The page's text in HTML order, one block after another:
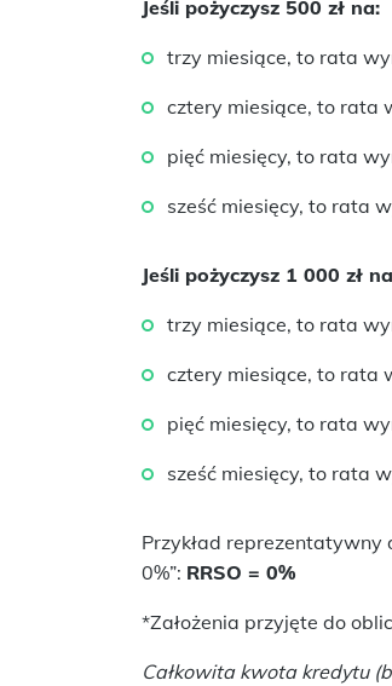
Jeśli pożyczysz 500 zł na:
trzy miesiące, to rata
cztery miesiące, to rata
pięć miesięcy, to rata
sześć miesięcy, to rata
Jeśli pożyczysz 1 000 zł
trzy miesiące, to rata
cztery miesiące, to rata
pięć miesięcy, to rata
sześć miesięcy, to rata
Przykład reprezentatywny
0%”: RRSO = 0%
*Założenia przyjęte do
Całkowita kwota kredytu